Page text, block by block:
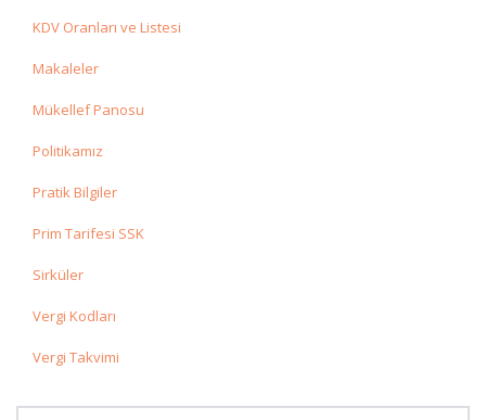
KDV Oranları ve Listesi
Makaleler
Mükellef Panosu
Politikamız
Pratik Bilgiler
Prim Tarifesi SSK
Sirküler
Vergi Kodları
Vergi Takvimi